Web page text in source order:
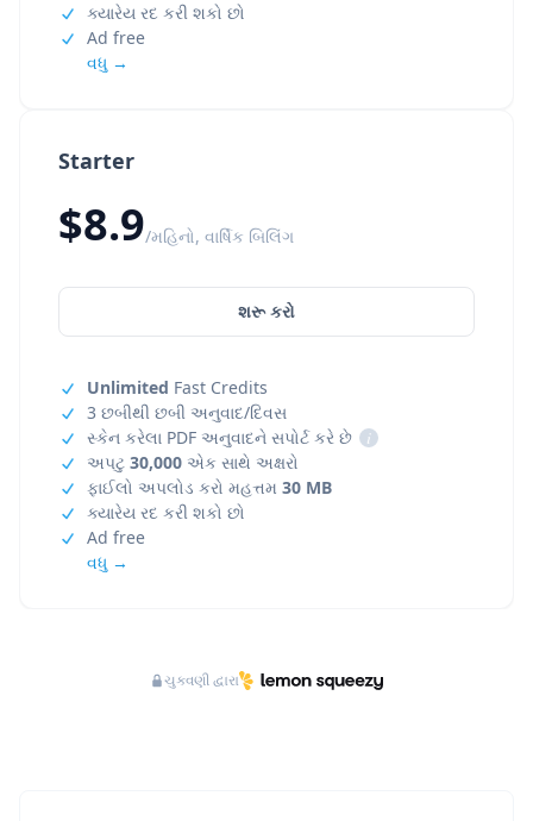
Starter
$8.9/મહિનો, વાર્ષિક બિલિંગ
શરૂ કરો
Unlimited Fast Credits
3 છબીથી છબી અનુવાદ/દિવસ
સ્કેન કરેલા PDF અનુવાદને સપોર્ટ કરે છે
i
અપટુ 30,000 એક સાથે અક્ષરો
ફાઈલો અપલોડ કરો મહત્તમ 30 MB
ક્યારેય રદ કરી શકો છો
Ad free
વધુ →
ક્યારેય રદ કરી શકો છો
Ad free
વધુ →
ચુકવણી દ્વારા